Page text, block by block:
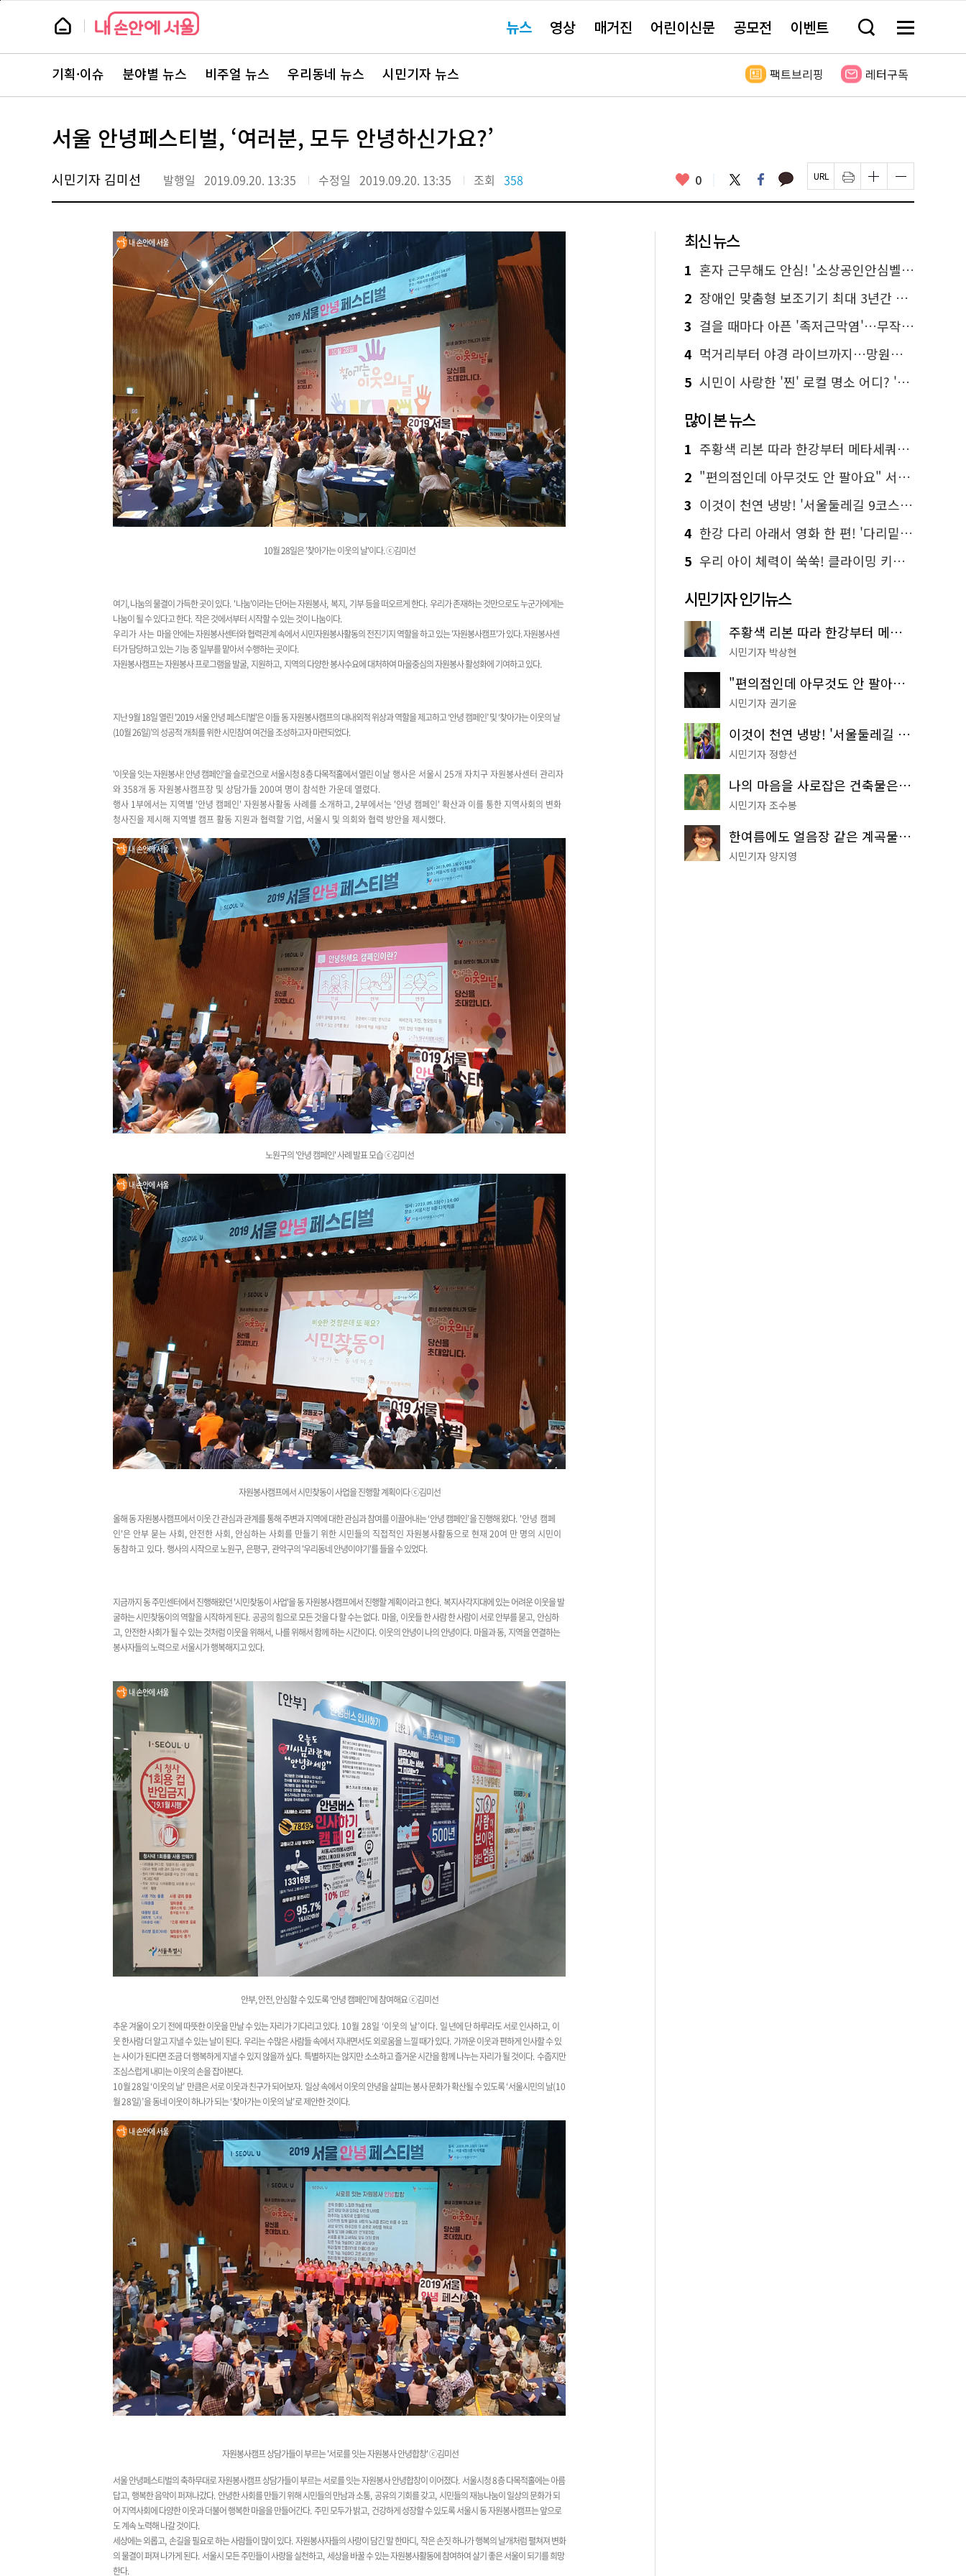
본
뉴
스 요뉴스 영상 매거진 어린이신문 공모전 이벤트 검
창
기
메
전
보
뉴
스
주
서
바
로
기획·이슈 분야별 뉴스 비주얼 뉴스 우리동네 뉴스 시민기자 뉴스 팩트브리핑 레터구독
서울 안녕페스티벌, ‘여러분, 모두 안녕하신가요?’
시민기자 김미선 발행일 2019.09.20. 13:35 수정일 2019.09.20. 13:35 조회 358 좋
요
0 트
위
터
페
이
스
카
카 페
이
지
인
쇄
하
글
자
크
하
기
글
자
크
하
기
10월 28일은 '찾아가는 이웃의 날'이다. ⓒ김미선
여기, 나눔의 물결이 가득한 곳이 있다. '나눔'이라는 단어는 자원봉사,복지, 기부 등을 떠오르게 한다.우리가 존재하는 것만으로도 누군가에게는
나눔이 될 수 있다고 한다.작은 것에서부터 시작할 수 있는 것이 나눔이다.
우리가 사는 마을 안에는 자원봉사센터와 협력관계 속에서 시민자원봉사활동의 전진기지 역할을 하고 있는 '자원봉사캠프'가 있다. 자원봉사센
터가 담당하고 있는 기능 중 일부를 맡아서 수행하는 곳이다.
자원봉사캠프는 자원봉사 프로그램을 발굴, 지원하고, 지역의 다양한 봉사수요에 대처하여 마을중심의 자원봉사 활성화에 기여하고 있다.
지난 9월 18일 열린 '2019 서울 안녕 페스티벌'은 이들 동 자원봉사캠프의 대내외적 위상과 역할을 제고하고 ‘안녕 캠페인’ 및 ‘찾아가는 이웃의 날
(10월 26일)’의 성공적 개최를 위한 시민참여 여건을 조성하고자 마련되었다.
'이웃을 잇는 자원봉사! 안녕 캠페인'을 슬로건으로서울시청8층 다목적홀에서 열린이날 행사은 서울시 25개 자치구 자원봉사센터 관리자
와 358개 동 자원봉사캠프장 및 상담가들 200여 명이 참석한 가운데 열렸다.
행사 1부에서는 지역별 '안녕 캠페인' 자원봉사활동 사례를 소개하고, 2부에서는 '안녕 캠페인' 확산과 이를 통한 지역사회의 변화
청사진을 제시해 지역별 캠프 활동 지원과 협력할 기업, 서울시 및 의회와 협력 방안을 제시했다.
노원구의 '안녕 캠페인' 사례 발표 모습ⓒ김미선
자원봉사캠프에서 시민찾동이 사업을 진행할 계획이다ⓒ김미선
올해 동 자원봉사캠프에서 이웃 간 관심과 관계를 통해 주변과 지역에 대한 관심과 참여를 이끌어내는‘안녕 캠페인’을 진행해 왔다. '안녕 캠페
인'은 안부 묻는 사회, 안전한 사회, 안심하는 사회를 만들기 위한 시민들의 직접적인 자원봉사활동으로 현재 20여 만 명의 시민이
동참하고 있다.행사의 시작으로 노원구,은평구,관악구의 '우리동네 안녕이야기'를 들을 수 있었다.
지금까지 동 주민센터에서 진행해왔던 '시민찾동이 사업'을 동 자원봉사캠프에서 진행할 계획이라고 한다.복지사각지대에 있는 어려운 이웃을 발
굴하는 시민찾동이의 역할을 시작하게 된다.공공의 힘으로 모든 것을 다 할 수는 없다. 마을, 이웃들 한 사람 한 사람이 서로 안부를 묻고, 안심하
고, 안전한 사회가 될 수 있는 것처럼 이웃을 위해서, 나를 위해서 함께 하는 시간이다. 이웃의 안녕이 나의 안녕이다. 마을과 동, 지역을 연결하는
봉사자들의 노력으로 서울시가 행복해지고 있다.
안부, 안전, 안심할 수 있도록 ‘안녕 캠페인’에 참여해요ⓒ김미선
추운 겨울이 오기 전에 따뜻한 이웃을 만날 수 있는 자리가 기다리고 있다. 10월 28일 ‘이웃의 날’이다. 일 년에 단 하루라도 서로 인사하고, 이
웃 한사람 더 알고 지낼 수 있는 날이 된다.우리는 수많은 사람들 속에서 지내면서도 외로움을 느낄 때가 있다. 가까운 이웃과 편하게 인사할 수 있
는 사이가 된다면 조금 더 행복하게 지낼 수 있지 않을까 싶다.특별하지는 않지만 소소하고 즐거운 시간을 함께 나누는 자리가 될 것이다.수줍지만
조심스럽게 내미는 이웃의 손을 잡아본다.
10월28일‘이웃의 날’ 만큼은 서로 이웃과 친구가 되어보자. 일상 속에서 이웃의 안녕을 살피는 봉사 문화가 확산될 수 있도록‘서울시민의 날(10
월28일)’을 동네 이웃이 하나가 되는‘찾아가는 이웃의 날’로 제안한 것이다.
자원봉사캠프 상담가들이 부르는 '서로를 잇는 자원봉사 안녕합창'ⓒ김미선
서울 안녕페스티벌의 축하무대로 자원봉사캠프 상담가들이 부르는 서로를 잇는 자원봉사 안녕합창이 이어졌다. 서울시청8층 다목적홀에는 아름
답고,행복한 음악이 퍼져나갔다. 안녕한 사회를 만들기 위해 시민들의 만남과 소통,공유의 기회를 갖고, 시민들의 재능나눔이 일상의 문화가 되
어 지역사회에 다양한 이웃과 더불어 행복한 마을을 만들어간다.주민 모두가 밝고, 건강하게 성장할 수 있도록 서울시 동 자원봉사캠프는 앞으로
도 계속 노력해 나갈 것이다.
세상에는 외롭고,손길을 필요로 하는 사람들이 많이 있다.자원봉사자들의 사랑이 담긴 말 한마디,작은 손짓 하나가 행복의 날개처럼 펼쳐져 변화
의 물결이 퍼져 나가게 된다. 서울시 모든 주민들이 사랑을 실천하고,세상을 바꿀 수 있는 자원봉사활동에 참여하여 살기 좋은 서울이 되기를 희망
한다.
최신 뉴스
1 혼자 근무해도 안심! '소상공인안심벨' 신청하세요
2 장애인 맞춤형 보조기기 최대 3년간 무상 대여…삶의 질 높인다
3 걸을 때마다 아픈 '족저근막염'…무작정 참지 말고 '이것' 해보세요!
4 먹거리부터 야경 라이브까지…망원한강공원 알짜 코스
5 시민이 사랑한 '찐' 로컬 명소 어디? '서울에디션25' 추천 코스
많이 본 뉴스
1 주황색 리본 따라 한강부터 메타세쿼이아 숲길까지…서울둘레길 15코스
2 "편의점인데 아무것도 안 팔아요" 서울에서 가장 특별한 편의점의 정체
3 이것이 천연 냉방! '서울둘레길 9코스'로 숲속 피서 떠나볼까
4 한강 다리 아래서 영화 한 편! '다리밑 영화관' 무료 상영
5 우리 아이 체력이 쑥쑥! 클라이밍 키즈카페·어린이 체력장
시민기자 인기뉴스
주황색 리본 따라 한강부터 메타세쿼이아 숲길까지…서울둘레길 15코스
시민기자 박상현
"편의점인데 아무것도 안 팔아요" 서울에서 가장 특별한 편의점의 정체
시민기자 권기윤
이것이 천연 냉방! '서울둘레길 9코스'로 숲속 피서 떠나볼까
시민기자 정향선
나의 마음을 사로잡은 건축물은? '서울시 건축상' 수상작 공개!
시민기자 조수봉
한여름에도 얼음장 같은 계곡물! 서울 '진관사 계곡'이 천국이네~
시민기자 양지영
페